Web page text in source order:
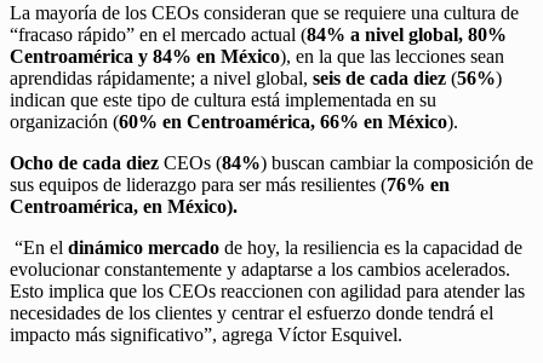
La mayoría de los CEOs consideran que se requiere una cultura de
“fracaso rápido” en el mercado actual (84% a nivel global, 80%
Centroamérica y 84% en México), en la que las lecciones sean
aprendidas rápidamente; a nivel global, seis de cada diez (56%)
indican que este tipo de cultura está implementada en su
organización (60% en Centroamérica, 66% en México).
Ocho de cada diez CEOs (84%) buscan cambiar la composición de
sus equipos de liderazgo para ser más resilientes (76% en
Centroamérica, en México).
“En el dinámico mercado de hoy, la resiliencia es la capacidad de
evolucionar constantemente y adaptarse a los cambios acelerados.
Esto implica que los CEOs reaccionen con agilidad para atender las
necesidades de los clientes y centrar el esfuerzo donde tendrá el
impacto más significativo”, agrega Víctor Esquivel.